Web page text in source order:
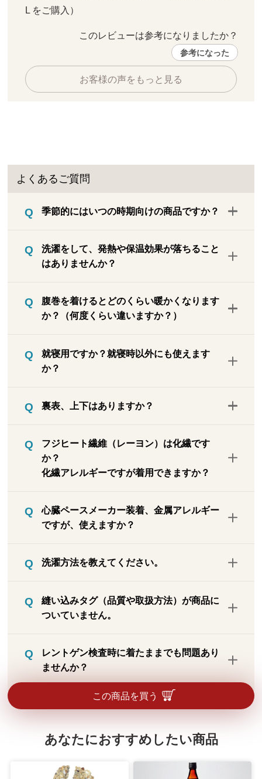
L をご購入）
このレビューは参考になりましたか？
参考になった
お客様の声をもっと見る
この商品を買う
よくあるご質問
季節的にはいつの時期向けの商品ですか？
時期はもちろんのこと、一年を通してお使
いいただける仕様となっています。
洗濯をして、発熱や保温効果が落ちること
はありませんか？
をレーヨン糸に練り込んでいるので、洗濯
によって発熱や保温効果が低下することは
トしましたが、発熱保温効果は変わりませ
んでした。
腹巻を着けるとどのくらい暖かくなります
か？（何度くらい違いますか？）
ク」にて腹巻未着用・着用でお腹部分の皮
膚表面温度を計測したところ2.4℃上昇して
は室温27℃、湿度40％です。被験者は成人
温度上昇の状況は個人差が大きいので、必
ずだれでも2.4℃上がるとは言い切れませ
ん。テスト結果で出た上昇温度は参考値と
就寝用ですか？就寝時以外にも使えます
か？
肌着の下に着用しても衣服に響かないので
通して活躍します。なお、腹巻というとお
腹だけに巻き付けるように思われるかもし
れませんが、縦にも横にもよく伸びるの
アウターに響きにくいです。
裏表、上下はありますか？
用ください。
フジヒート繊維（レーヨン）は化繊です
か？
化繊アレルギーですが着用できますか？
練り込んでいますが、レーヨン自体はポリ
エステルやナイロンのような化繊（化学繊
である植物から取り出した繊維セルロース
も安心してご着用いただけます。
心臓ペースメーカー装着、金属アレルギー
ですが、使えますか？
アレルギーの方、どちらもお使いになれま
うな働きをしているわけではありません。
またレーヨン糸の中に微量が練り込まれて
洗濯方法を教えてください。
は手洗いしてください。洗濯後は日陰で吊
り干ししてください。タンブラー乾燥はで
ますので、週1回程度の洗濯をおすすめし
ます。柔軟剤を使用しても問題ありませ
縫い込みタグ（品質や取扱方法）が商品に
ついていません。
タグが付いていると着用時に不快・不便な
ため、貼付文書に品質表示や取扱いを表示
しています。サイズ、適応寸、組成、お手
入れ方法は同梱の説明書に記載しています
レントゲン検査時に着たままでも問題あり
ませんか？
鉱石が練りこまれているため、レントゲ
ン・CTスキャン等の際の着用はお控えくだ
あなたにおすすめしたい商品